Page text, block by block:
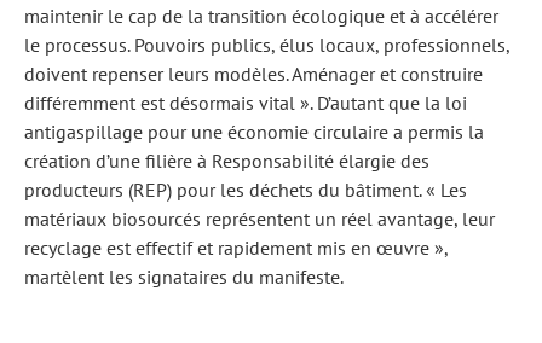
maintenir le cap de la transition écologique et à accélérer
le processus. Pouvoirs publics, élus locaux, professionnels,
doivent repenser leurs modèles. Aménager et construire
différemment est désormais vital ». D’autant que la loi
antigaspillage pour une économie circulaire a permis la
création d’une filière à Responsabilité élargie des
producteurs (REP) pour les déchets du bâtiment. « Les
matériaux biosourcés représentent un réel avantage, leur
recyclage est effectif et rapidement mis en œuvre »,
martèlent les signataires du manifeste.